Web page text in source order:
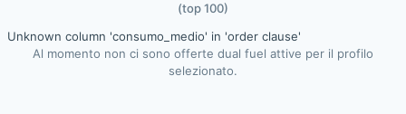
(top 100)
Unknown column 'consumo_medio' in 'order clause'
Al momento non ci sono offerte dual fuel attive per il profilo
selezionato.